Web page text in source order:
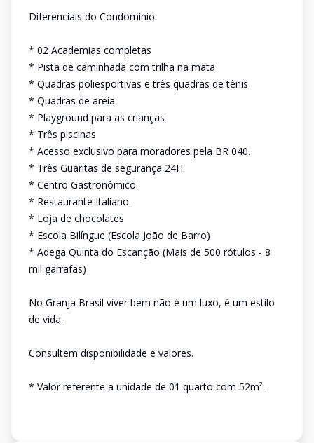
Diferenciais do Condomínio:
* 02 Academias completas
* Pista de caminhada com trilha na mata
* Quadras poliesportivas e três quadras de tênis
* Quadras de areia
* Playground para as crianças
* Três piscinas
* Acesso exclusivo para moradores pela BR 040.
* Três Guaritas de segurança 24H.
* Centro Gastronômico.
* Restaurante Italiano.
* Loja de chocolates
* Escola Bilíngue (Escola João de Barro)
* Adega Quinta do Escanção (Mais de 500 rótulos - 8
mil garrafas)
No Granja Brasil viver bem não é um luxo, é um estilo
de vida.
Consultem disponibilidade e valores.
* Valor referente a unidade de 01 quarto com 52m².